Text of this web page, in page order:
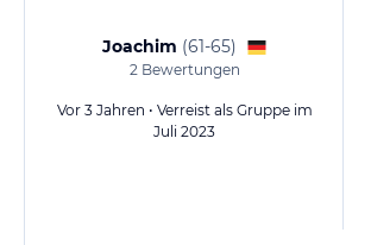
Joachim (61-65)
2Bewertungen
Vor 3 Jahren • Verreist als Gruppe im
Juli 2023